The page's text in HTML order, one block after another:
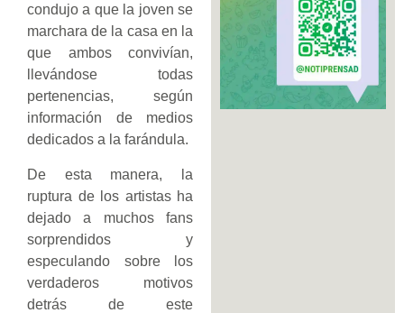
condujo a que la joven se
marchara de la casa en la
que ambos convivían,
llevándose todas
pertenencias, según
información de medios
dedicados a la farándula.
De esta manera, la
ruptura de los artistas ha
dejado a muchos fans
sorprendidos y
especulando sobre los
verdaderos motivos
detrás de este